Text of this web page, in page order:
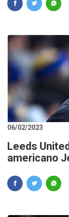
06/02/2023
Leeds
americano